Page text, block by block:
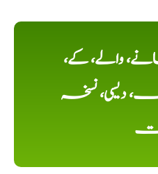
والے، کے،
دیسی، نسخہ